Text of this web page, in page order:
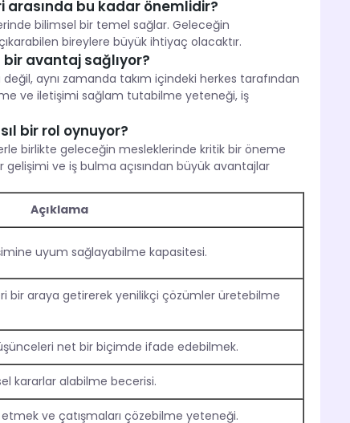
bu kadar önemlidir?
bilimsel bir temel sağlar. Geleceğin
bireylere büyük ihtiyaç olacaktır.
avantaj sağlıyor?
aynı zamanda takım içindeki herkes tarafından
ve iletişimi sağlam tutabilme yeteneği, iş
bir rol oynuyor?
birlikte geleceğin mesleklerinde kritik bir öneme
ve iş bulma açısından büyük avantajlar
Açıklama
uyum sağlayabilme kapasitesi.
bir araya getirerek yenilikçi çözümler üretebilme
net bir biçimde ifade edebilmek.
kararlar alabilme becerisi.
ve çatışmaları çözebilme yeteneği.